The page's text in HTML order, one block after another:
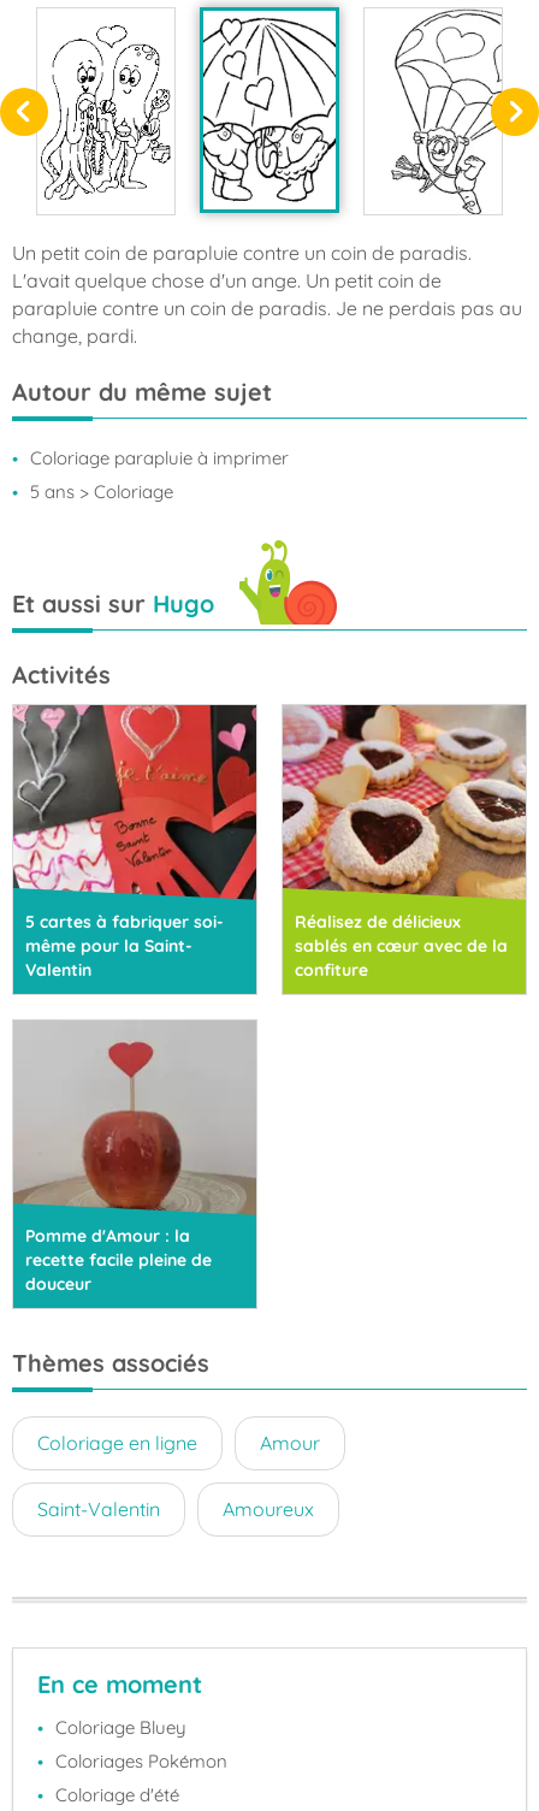
Un petit coin de parapluie contre un coin de paradis.
L'avait quelque chose d'un ange. Un petit coin de
parapluie contre un coin de paradis. Je ne perdais pas au
change, pardi.
Autour du même sujet
Coloriage parapluie à imprimer
5 ans > Coloriage
Et aussi sur Hugo
Activités
5 cartes à fabriquer soi-
même pour la Saint-
Valentin
Réalisez de délicieux
sablés en cœur avec de la
confiture
Pomme d'Amour : la
recette facile pleine de
douceur
Thèmes associés
Coloriage en ligne Amour
Saint-Valentin Amoureux
En ce moment
Coloriage Bluey
Coloriages Pokémon
Coloriage d'été